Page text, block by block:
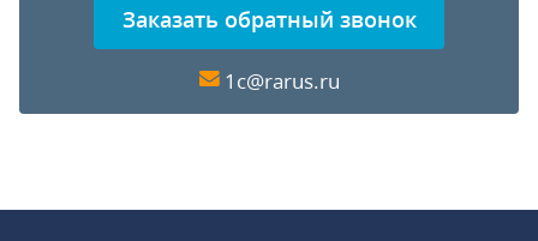
Заказать обратный звонок
1c@rarus.ru